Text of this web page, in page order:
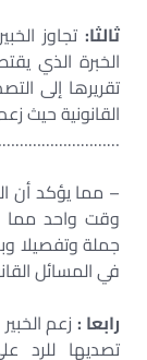
ثالثا: تجاوز
الخبرة الذي
تقريرها إلى
القانونية حيث
– مما يؤكد أن
وقت واحد مما
جملة وتفصيلا
في المسائل
رابعا :زعم
تصديها للرد